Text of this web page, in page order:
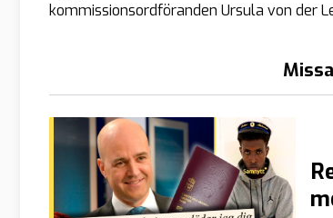
kommissionsordföranden Ursula von der